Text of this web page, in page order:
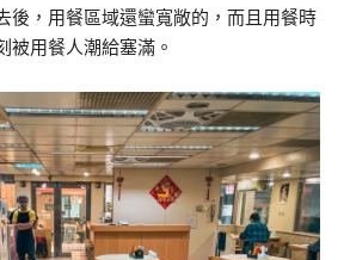
後，用餐區域還蠻寬敞的，而且用餐時
被用餐人潮給塞滿。